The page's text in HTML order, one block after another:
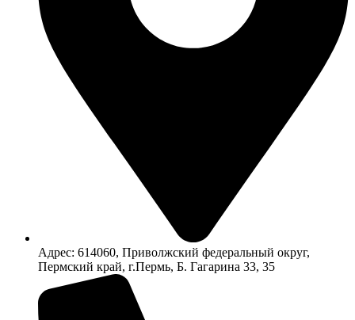
Адрес: 614060, Приволжский федеральный округ,
Пермский край, г.Пермь, Б. Гагарина 33, 35